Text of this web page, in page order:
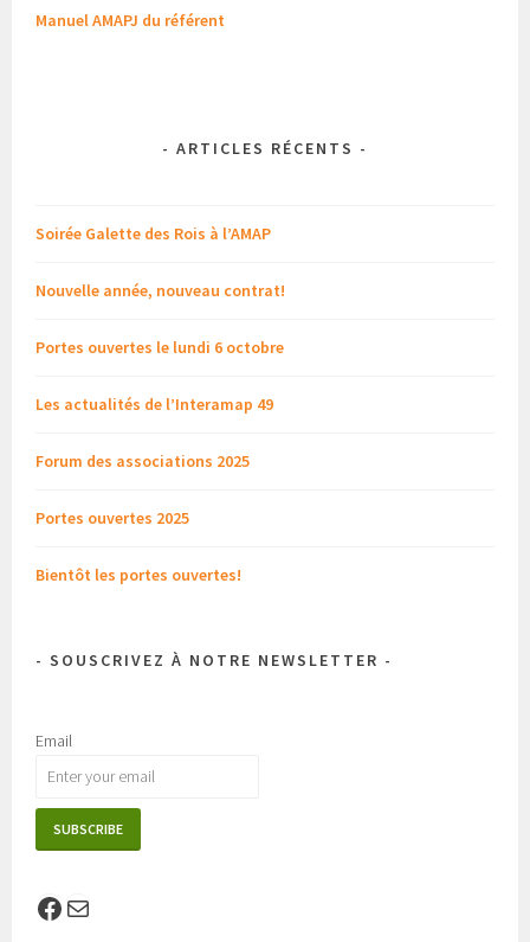
Manuel AMAPJ du référent
- ARTICLES RÉCENTS -
Soirée Galette des Rois à l’AMAP
Nouvelle année, nouveau contrat!
Portes ouvertes le lundi 6 octobre
Les actualités de l’Interamap 49
Forum des associations 2025
Portes ouvertes 2025
Bientôt les portes ouvertes!
- SOUSCRIVEZ À NOTRE NEWSLETTER -
Email
Facebook
E-mail